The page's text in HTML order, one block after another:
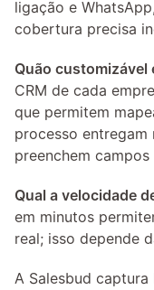
ligação e
cobertura precisa
Quão customizável
CRM de cada
que permitem
processo entregam
preenchem campos
Qual a velocidade
em minutos
real; isso depende
A Salesbud